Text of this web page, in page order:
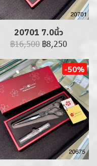
20701 7.0นิ้ว
฿16,500 ฿8,250
-50%